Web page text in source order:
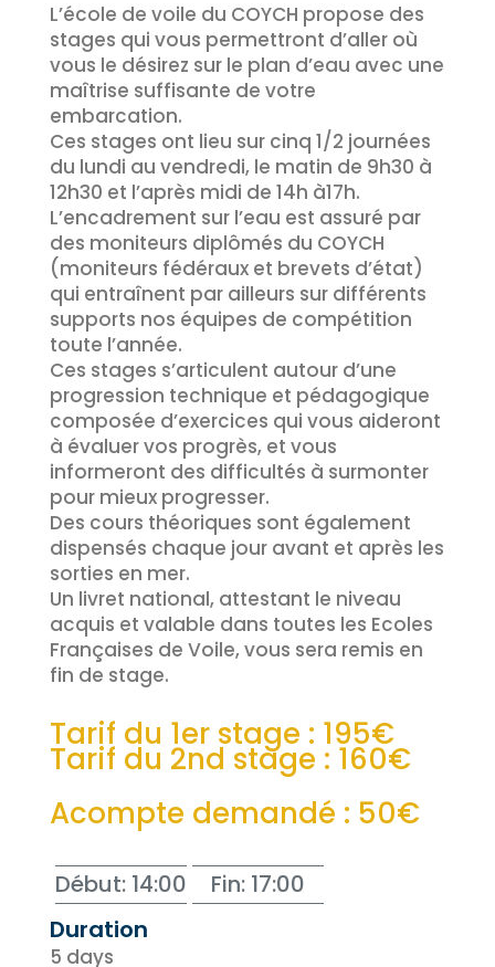
L’école de voile du COYCH propose des
stages qui vous permettront d’aller où
vous le désirez sur le plan d’eau avec une
maîtrise suffisante de votre
embarcation.
Ces stages ont lieu sur cinq 1/2 journées
du lundi au vendredi, le matin de 9h30 à
12h30 et l’après midi de 14h à17h.
L’encadrement sur l’eau est assuré par
des moniteurs diplômés du COYCH
(moniteurs fédéraux et brevets d’état)
qui entraînent par ailleurs sur différents
supports nos équipes de compétition
toute l’année.
Ces stages s’articulent autour d’une
progression technique et pédagogique
composée d’exercices qui vous aideront
à évaluer vos progrès, et vous
informeront des difficultés à surmonter
pour mieux progresser.
Des cours théoriques sont également
dispensés chaque jour avant et après les
sorties en mer.
Un livret national, attestant le niveau
acquis et valable dans toutes les Ecoles
Françaises de Voile, vous sera remis en
fin de stage.
Tarif du 1er stage : 195€
Tarif du 2nd stage : 160€
Acompte demandé : 50€
Début: 14:00
Fin: 17:00
Duration
5 days